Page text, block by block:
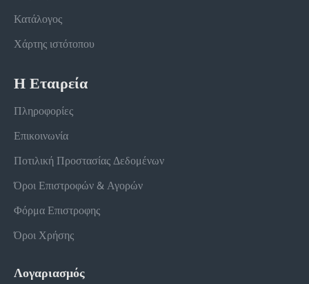
Κατάλογος
Χάρτης ιστότοπου
Η Εταιρεία
Πληροφορίες
Επικοινωνία
Ποτιλική Προστασίας Δεδομένων
Όροι Επιστροφών & Αγορών
Φόρμα Επιστροφης
Όροι Χρήσης
Λογαριασμός